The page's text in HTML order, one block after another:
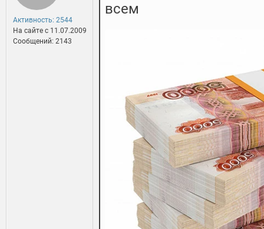
Активность: 2544
На сайте c 11.07.2009
Сообщений: 2143
всем